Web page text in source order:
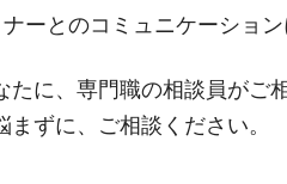
ーとのコミュニケーショ
たに、専門職の相談員がご
まずに、ご相談ください。